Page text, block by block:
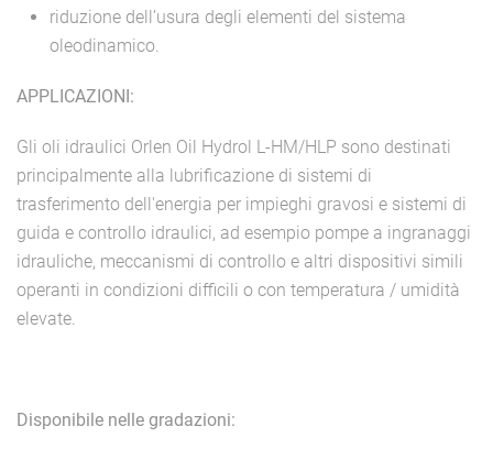
riduzione dell’usura degli elementi del sistema
oleodinamico.
APPLICAZIONI:
Gli oli idraulici Orlen Oil Hydrol L-HM/HLP sono destinati
principalmente alla lubrificazione di sistemi di
trasferimento dell'energia per impieghi gravosi e sistemi di
guida e controllo idraulici, ad esempio pompe a ingranaggi
idrauliche, meccanismi di controllo e altri dispositivi simili
operanti in condizioni difficili o con temperatura / umidità
elevate.
Disponibile nelle gradazioni: